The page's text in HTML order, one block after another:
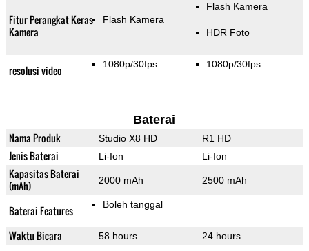
Fitur Perangkat Keras
Kamera
Flash Kamera
Flash Kamera
HDR Foto
resolusi video 1080p/30fps 1080p/30fps
Baterai
Nama Produk Studio X8 HD R1 HD
Jenis Baterai Li-Ion Li-Ion
Kapasitas Baterai
(mAh)
2000 mAh 2500 mAh
Baterai Features Boleh tanggal
Waktu Bicara 58 hours 24 hours